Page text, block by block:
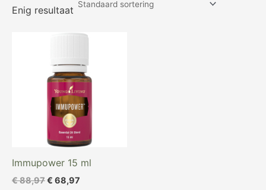
Enig resultaat
Immupower 15 ml
€88,97
Oorspronkelijke
€ 88,97.
€ 68,97
Huidige
€ 68,97.